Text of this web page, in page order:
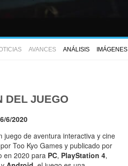
AVANCES ANÁLISIS IMÁGENES
DEL JUEGO
6/2020
juego de aventura interactiva y cine
Too Kyo Games y publicado por
en 2020 para PC, PlayStation 4,